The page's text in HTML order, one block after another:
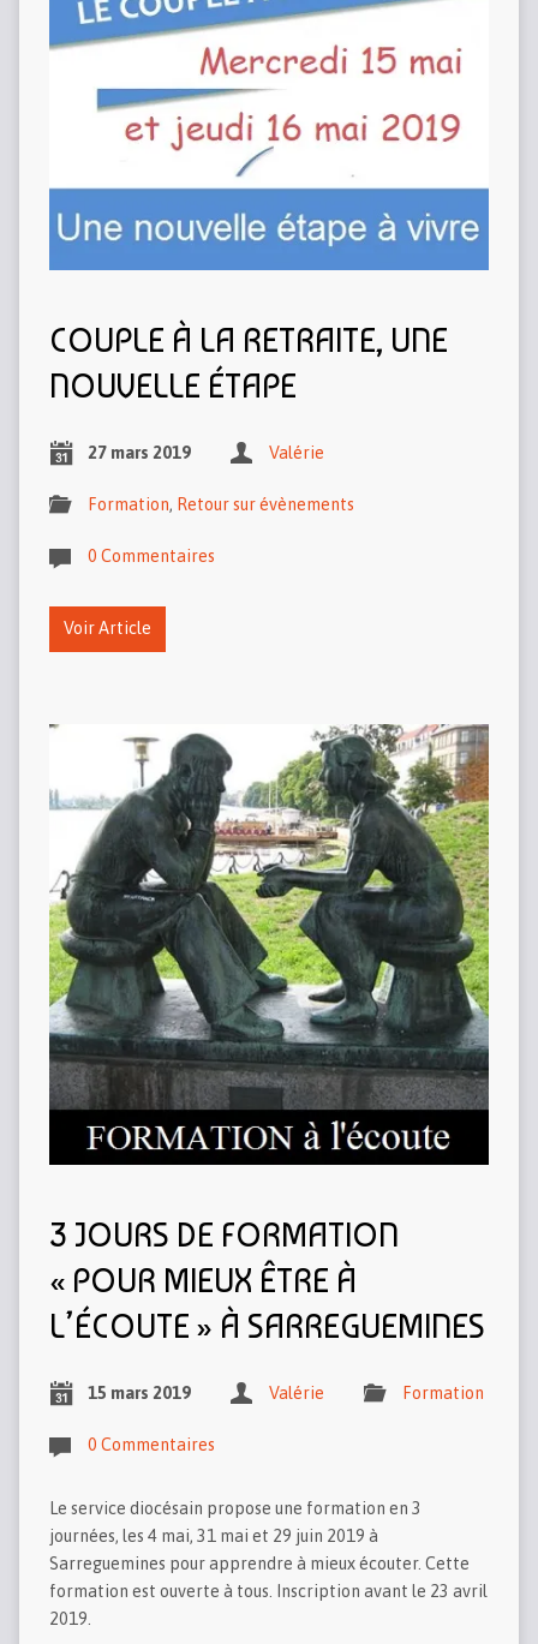
COUPLE À LA RETRAITE, UNE
NOUVELLE ÉTAPE
27 mars 2019 Valérie
Formation, Retour sur évènements
0 Commentaires
Voir Article
3 JOURS DE FORMATION
« POUR MIEUX ÊTRE À
L’ÉCOUTE » À SARREGUEMINES
15 mars 2019 Valérie Formation
0 Commentaires
Le service diocésain propose une formation en 3
journées, les 4 mai, 31 mai et 29 juin 2019 à
Sarreguemines pour apprendre à mieux écouter. Cette
formation est ouverte à tous. Inscription avant le 23 avril
2019.